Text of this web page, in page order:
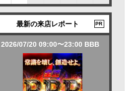
最新の来店レポート PR
2026/07/20 09:00〜23:00 BBB